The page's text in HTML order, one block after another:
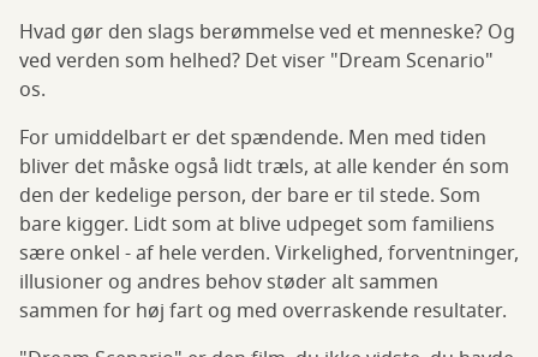
Hvad gør den slags berømmelse ved et menneske? Og
ved verden som helhed? Det viser "Dream Scenario"
os.
For umiddelbart er det spændende. Men med tiden
bliver det måske også lidt træls, at alle kender én som
den der kedelige person, der bare er til stede. Som
bare kigger. Lidt som at blive udpeget som familiens
sære onkel - af hele verden. Virkelighed, forventninger,
illusioner og andres behov støder alt sammen
sammen for høj fart og med overraskende resultater.